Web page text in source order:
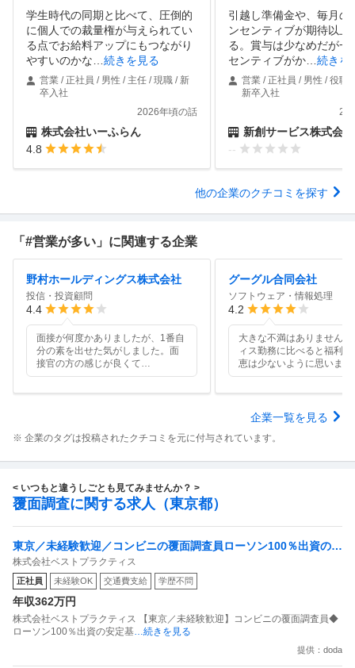
学生時代の同期と比べて、圧倒的
に個人での裁量権が与えられてい
る点でお給料アップにもつながり
やすいのかな
続きを見る
営業 / 正社員 / 男性 / 主任 / 現職 / 新
卒入社
2026年頃の話
株式会社いーふらん
4.8
引越し準備金や、毎月の
ンセンティブが期待以上
る。賞与は少なめだが一
センティブがか
続きを
営業 / 正社員 / 男性 / 役職
新卒入社
新創サービス株式会社
--
他の企業のクチコミを探す
「#営業が多い」に関連する企業
野村ホールディングス株式会社
投信・投資顧問
4.4
面接が何度かありましたが、1番自
分の素を出せた気がしました。面
接官の方の感じが良くて
グーグル合同会社
ソフトウェア・情報処理
4.2
大きな不満はありませんが
ィス勤務に比べると福利
恵は少ないように思います
企業一覧を見る
※ 企業のタグは投稿されたクチコミを元に付与されています。
< いつもと違うしごとも見てみませんか？ >
覆面調査に関する求人（東京都）
東京／未経験歓迎／コンビニの覆面調査員ローソン100％出資の安
定基盤／月５日在宅／残業月10時間
株式会社ベストプラクティス
正社員 未経験OK 交通費支給 学歴不問
年収362万円
株式会社ベストプラクティス 【東京／未経験歓迎】コンビニの覆面調査員◆
ローソン100％出資の安定基 …続きを見る
提供：doda